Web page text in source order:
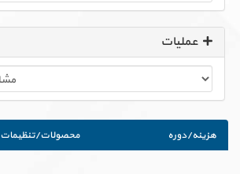
عملیات
محصولات/تنظیمات هزینه/دوره